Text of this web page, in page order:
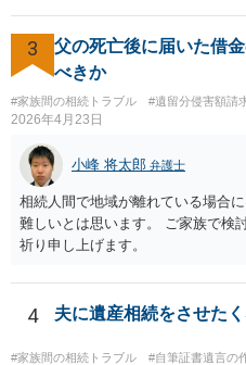
月に携帯が新しくなった母からの
「面会に来てくれ」で、長男に聞
話の使い方を教える為に会ってい
電話が切れました。その後の電話
にチップが埋められている」等、
録、介護認定の資料、介護記録を
方がよいと思います。
3
父の死亡後に届いた借
べきか
#家族間の相続トラブル #遺留分侵害額請
2026年4月23日
小峰 将太郎 弁護士
相続人間で地域が離れている場合
難しいとは思います。 ご家族で検
祈り申し上げます。
4 夫に遺産相続をさせたく
#家族間の相続トラブル #自筆証書遺言の